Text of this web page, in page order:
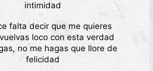
intimidad
falta decir que me quieres
loco con esta verdad
no me hagas que llore de
felicidad